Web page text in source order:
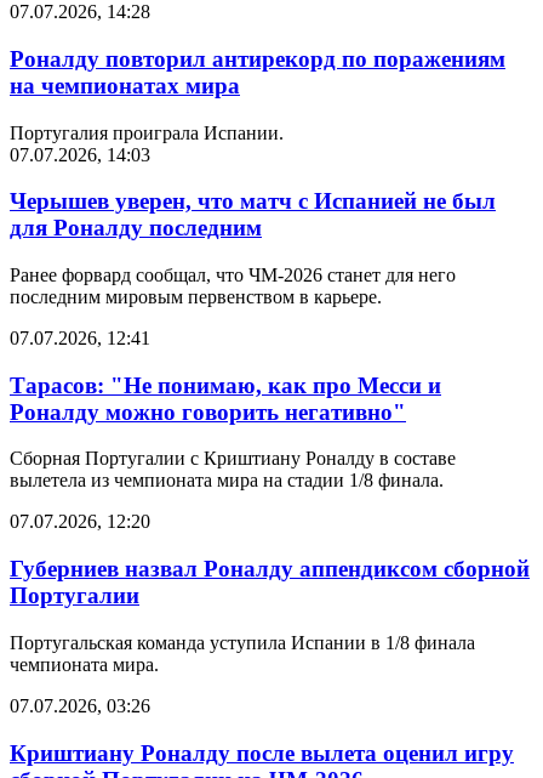
07.07.2026, 14:28
Роналду повторил антирекорд по поражениям
на чемпионатах мира
Португалия проиграла Испании.
07.07.2026, 14:03
Черышев уверен, что матч с Испанией не был
для Роналду последним
Ранее форвард сообщал, что ЧМ-2026 станет для него
последним мировым первенством в карьере.
07.07.2026, 12:41
Тарасов: "Не понимаю, как про Месси и
Роналду можно говорить негативно"
Сборная Португалии с Криштиану Роналду в составе
вылетела из чемпионата мира на стадии 1/8 финала.
07.07.2026, 12:20
Губерниев назвал Роналду аппендиксом сборной
Португалии
Португальская команда уступила Испании в 1/8 финала
чемпионата мира.
07.07.2026, 03:26
Криштиану Роналду после вылета оценил игру